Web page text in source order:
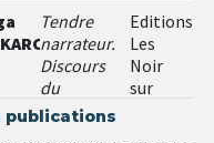
par les
défunts.
Leur
récit se
voit
Tendre
narrateur.
Discours
du
Nobel et
Editions
Les
Noir
sur
publications